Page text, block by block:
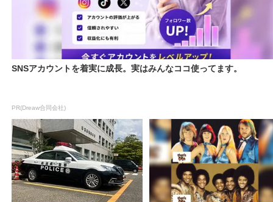
SNSアカウントを着実に成長。実はみんなココ使ってます。
PR(Dreaw合同会社)